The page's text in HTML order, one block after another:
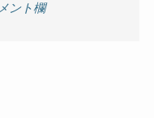
ント欄